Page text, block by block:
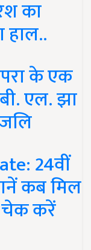
का
हाल..
के एक
एल. झा
24वीं
कब मिल
करें